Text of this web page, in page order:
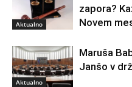
Aktualno
zapora?
Novem
Aktualno
Maruša
Janšo v